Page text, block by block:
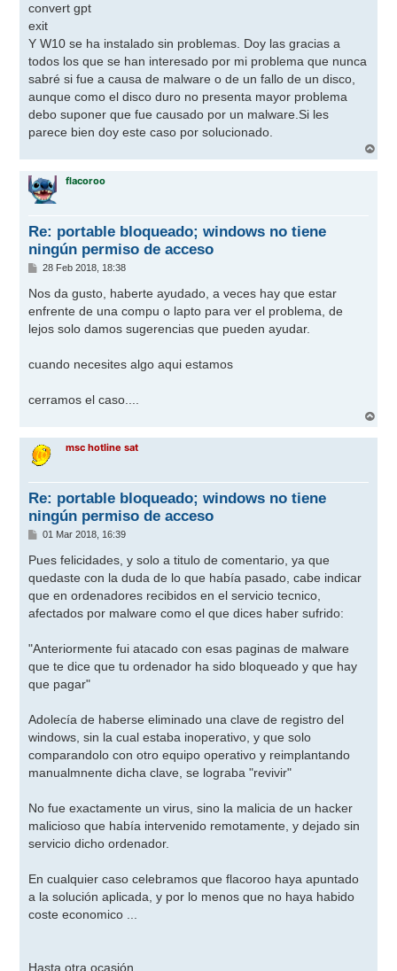
convert gpt
exit
Y W10 se ha instalado sin problemas. Doy las gracias a
todos los que se han interesado por mi problema que nunca
sabré si fue a causa de malware o de un fallo de un disco,
aunque como el disco duro no presenta mayor problema
debo suponer que fue causado por un malware.Si les
parece bien doy este caso por solucionado.
r
flacoroo
Re: portable bloqueado; windows no tiene
ningún permiso de acceso
M
n
s
a
j
e
28 Feb 2018, 18:38
Nos da gusto, haberte ayudado, a veces hay que estar
enfrente de una compu o lapto para ver el problema, de
lejos solo damos sugerencias que pueden ayudar.
cuando necesites algo aqui estamos
cerramos el caso....
r
msc hotline sat
Re: portable bloqueado; windows no tiene
ningún permiso de acceso
M
n
a
e
01 Mar 2018, 16:39
Pues felicidades, y solo a titulo de comentario, ya que
quedaste con la duda de lo que había pasado, cabe indicar
que en ordenadores recibidos en el servicio tecnico,
afectados por malware como el que dices haber sufrido:
"Anteriormente fui atacado con esas paginas de malware
que te dice que tu ordenador ha sido bloqueado y que hay
que pagar"
Adolecía de haberse eliminado una clave de registro del
windows, sin la cual estaba inoperativo, y que solo
comparandolo con otro equipo operativo y reimplantando
manualmnente dicha clave, se lograba "revivir"
No fue exactamente un virus, sino la malicia de un hacker
malicioso que había intervenido remotamente, y dejado sin
servicio dicho ordenador.
En cualquier caso celebramos que flacoroo haya apuntado
a la solución aplicada, y por lo menos que no haya habido
coste economico ...
Hasta otra ocasión